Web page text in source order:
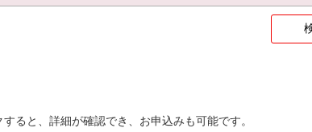
ると、詳細が確認でき、お申込みも可能です。